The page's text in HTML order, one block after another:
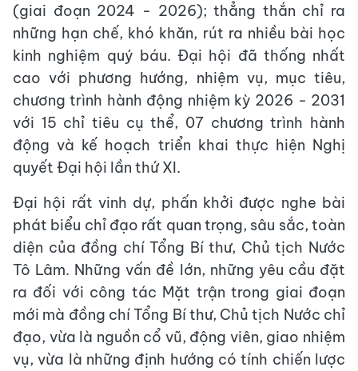
(giai đoạn 2024 - 2026); thẳng thắn chỉ ra
những hạn chế, khó khăn, rút ra nhiều bài học
kinh nghiệm quý báu. Đại hội đã thống nhất
cao với phương hướng, nhiệm vụ, mục tiêu,
chương trình hành động nhiệm kỳ 2026 - 2031
với 15 chỉ tiêu cụ thể, 07 chương trình hành
động và kế hoạch triển khai thực hiện Nghị
quyết Đại hội lần thứ XI.
Đại hội rất vinh dự, phấn khởi được nghe bài
phát biểu chỉ đạo rất quan trọng, sâu sắc, toàn
diện của đồng chí Tổng Bí thư, Chủ tịch Nước
Tô Lâm. Những vấn đề lớn, những yêu cầu đặt
ra đối với công tác Mặt trận trong giai đoạn
mới mà đồng chí Tổng Bí thư, Chủ tịch Nước chỉ
đạo, vừa là nguồn cổ vũ, động viên, giao nhiệm
vụ, vừa là những định hướng có tính chiến lược